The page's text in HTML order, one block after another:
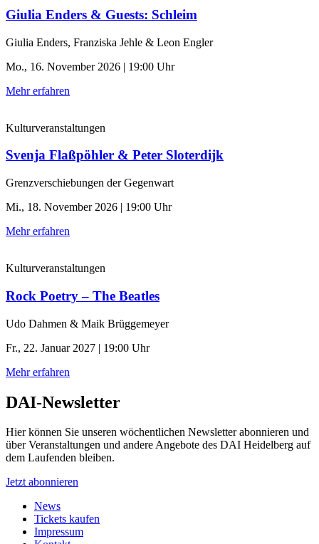
Giulia Enders & Guests: Schleim
Giulia Enders, Franziska Jehle & Leon Engler
Mo., 16. November 2026 | 19:00 Uhr
Mehr erfahren
Kulturveranstaltungen
Svenja Flaßpöhler & Peter Sloterdijk
Grenzverschiebungen der Gegenwart
Mi., 18. November 2026 | 19:00 Uhr
Mehr erfahren
Kulturveranstaltungen
Rock Poetry – The Beatles
Udo Dahmen & Maik Brüggemeyer
Fr., 22. Januar 2027 | 19:00 Uhr
Mehr erfahren
DAI-Newsletter
Hier können Sie unseren wöchentlichen Newsletter abonnieren und
über Veranstaltungen und andere Angebote des DAI Heidelberg auf
dem Laufenden bleiben.
Jetzt abonnieren
News
Tickets kaufen
Impressum